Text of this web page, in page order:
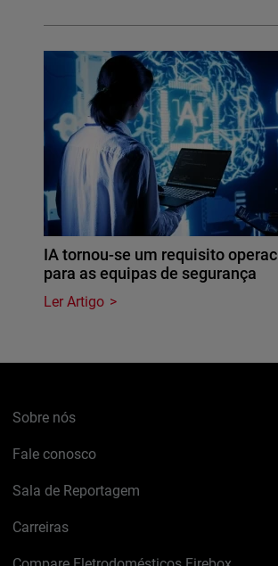
IA tornou-se um requisito
para as equipas de segurança
Ler Artigo
Sobre nós
Fale conosco
Sala de Reportagem
Carreiras